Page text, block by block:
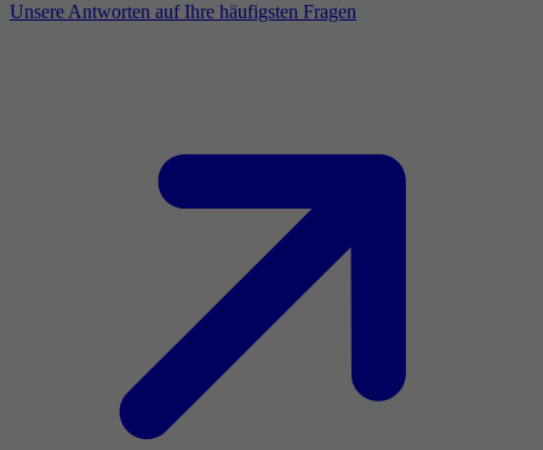
Unsere Antworten auf Ihre häufigsten Fragen